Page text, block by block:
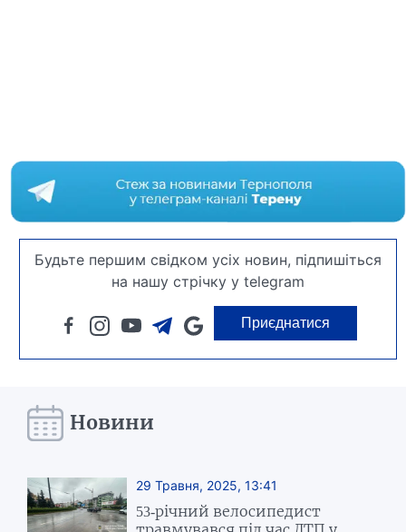
Будьте першим свідком усіх новин, підпишіться
на нашу стрічку у telegram
Приєднатися
Новини
29 Травня, 2025, 13:41
53-річний велосипедист